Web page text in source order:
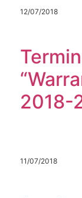
12/07/2018
2018-
11/07/2018